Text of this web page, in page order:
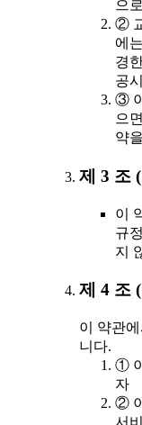
으
②
에
경
공
③
으
약
제 3 조
이
규
지
제 4 조
이 약관
니다.
①
자
②